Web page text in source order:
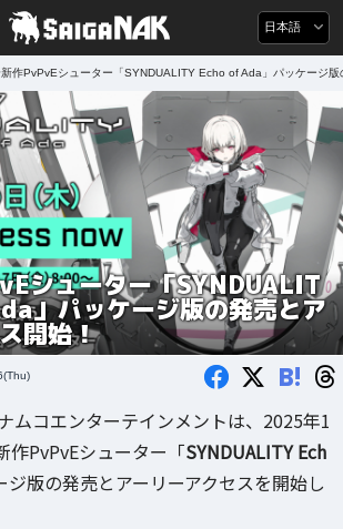
日本語
作PvPvEシューター「SYNDUALITY Echo of Ada」パッケージ
シューター「SYNDUALIT
」パッケージ版の発売とア
開始！
B!
ムコエンターテインメントは、2025年1
作PvPvEシューター「SYNDUALITY Ech
ジ版の発売とアーリーアクセスを開始し